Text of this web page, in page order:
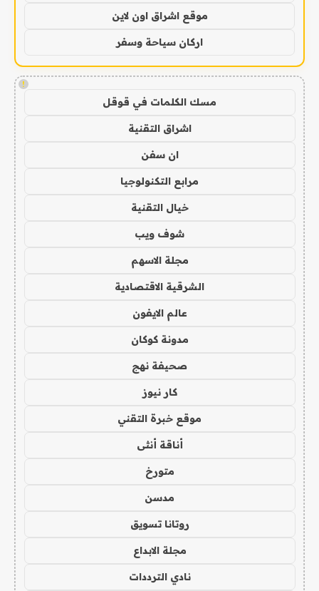
موقع اشراق اون لاين
اركان سياحة وسفر
!
مسك الكلمات في قوقل
اشراق التقنية
ان سفن
مرابع التكنولوجيا
خيال التقنية
شوف ويب
مجلة الاسهم
الشرقية الاقتصادية
عالم الايفون
مدونة كوكان
صحيفة نهج
كار نيوز
موقع خبرة التقني
أناقة أنثى
متورخ
مدسن
روتانا تسويق
مجلة الابداع
نادي الترددات